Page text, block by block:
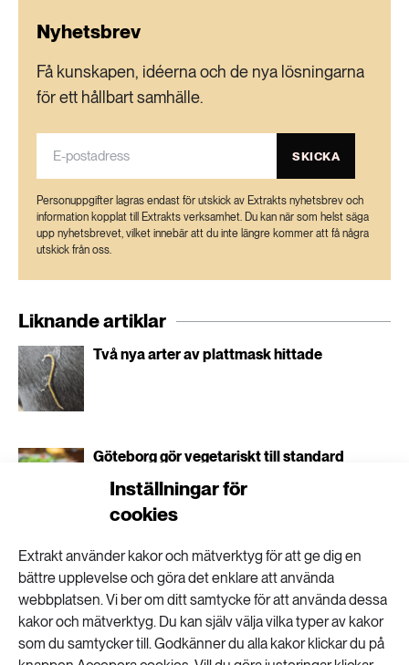
Inställningar för
cookies
Extrakt använder kakor och mätverktyg för att ge dig en
bättre upplevelse och göra det enklare att använda
webbplatsen. Vi ber om ditt samtycke för att använda dessa
kakor och mätverktyg. Du kan själv välja vilka typer av kakor
som du samtycker till. Godkänner du alla kakor klickar du på
är mycket energikrävande och görs ofta med
naturgas som både energikälla och råvara
(vätgas). En stor del av naturgasen har kommit
från Ryssland.
del i gruvor, fosfor finns bland annat i
Västsahara men flera forskare har varnat för en
förestående fosforbrist.
organiskt gödsel (från djur och växter) och
Nyhetsbrev
Få kunskapen, idéerna och de nya lösningarna
för ett hållbart samhälle.
SKICKA
Personuppgifter lagras endast för utskick av Extrakts nyhetsbrev och
information kopplat till Extrakts verksamhet. Du kan när som helst säga
upp nyhetsbrevet, vilket innebär att du inte längre kommer att få några
utskick från oss.
Liknande artiklar
Två nya arter av plattmask hittade
Göteborg gör vegetariskt till standard
”Ultraprocessad mat är ett trubbigt
begrepp”
Stora skillnader i lönsamhet i